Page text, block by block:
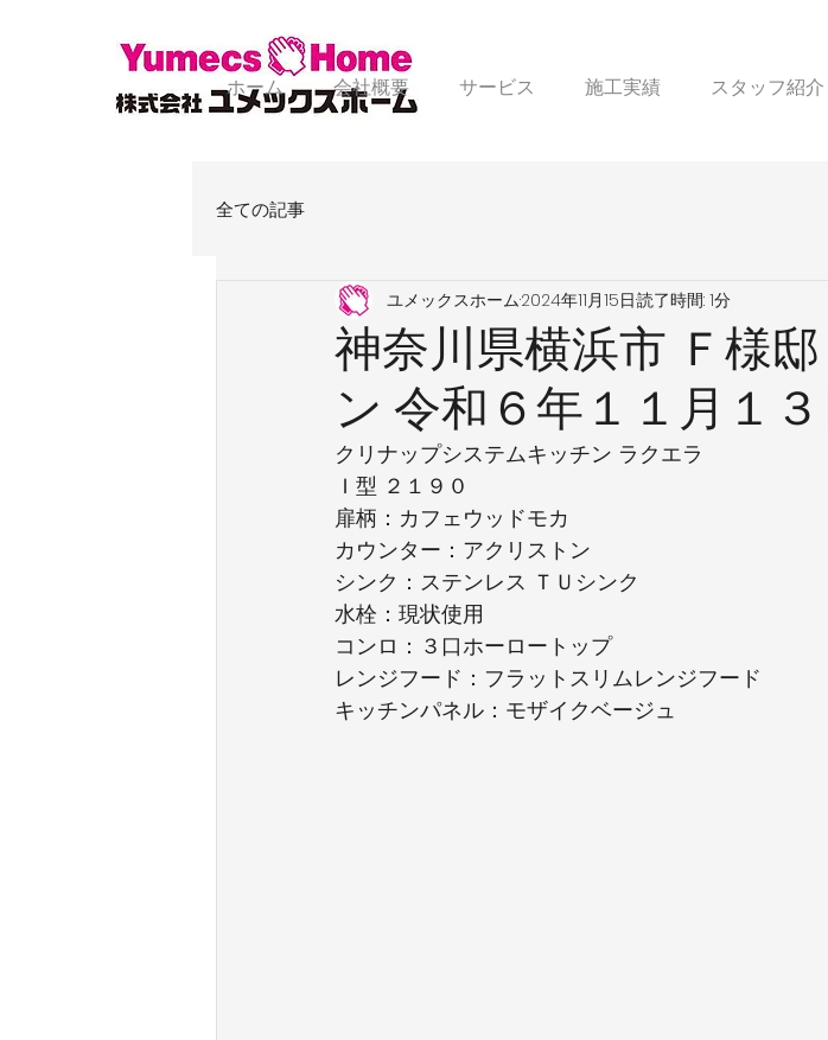
ホーム 会社概要 サービス 施工実績 スタッフ紹介
全ての記事
神奈川県横浜市 Ｆ様
ン 令和６年１１月１
ユメックスホーム2024年11月15日読了時間: 1分
クリナップシステムキッチン ラクエラ
Ｉ型 ２１９０
扉柄：カフェウッドモカ
カウンター：アクリストン
シンク：ステンレス ＴＵシンク
水栓：現状使用
コンロ：３口ホーロートップ
レンジフード：フラットスリムレンジフード
キッチンパネル：モザイクベージュ